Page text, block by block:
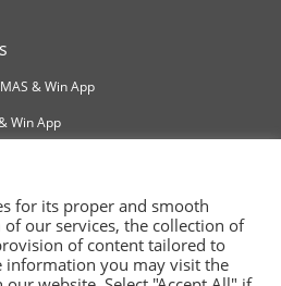
& Win App
Win App
for its proper and smooth
our services, the collection of
of content tailored to
information you may visit the